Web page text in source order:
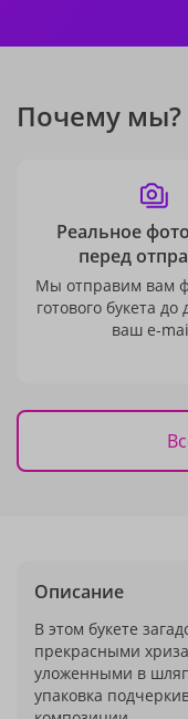
Почему мы?
Реальное
перед
Мы отправим вам
готового букета до
ваш e-
Описание
В этом букете
прекрасными
уложенными в
упаковка